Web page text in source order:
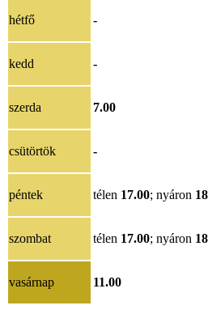
hétfő -
kedd -
szerda 7.00
csütörtök -
péntek télen 17.00; nyáron
szombat télen 17.00; nyáron
vasárnap 11.00